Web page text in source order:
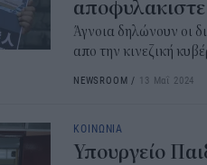
Άγνοια δηλώνουν οι
απο την κινεζική
NEWSROOM / 13 Μαΐ 2024
ΚΟΙΝΩΝΙΑ
Υπουργείο